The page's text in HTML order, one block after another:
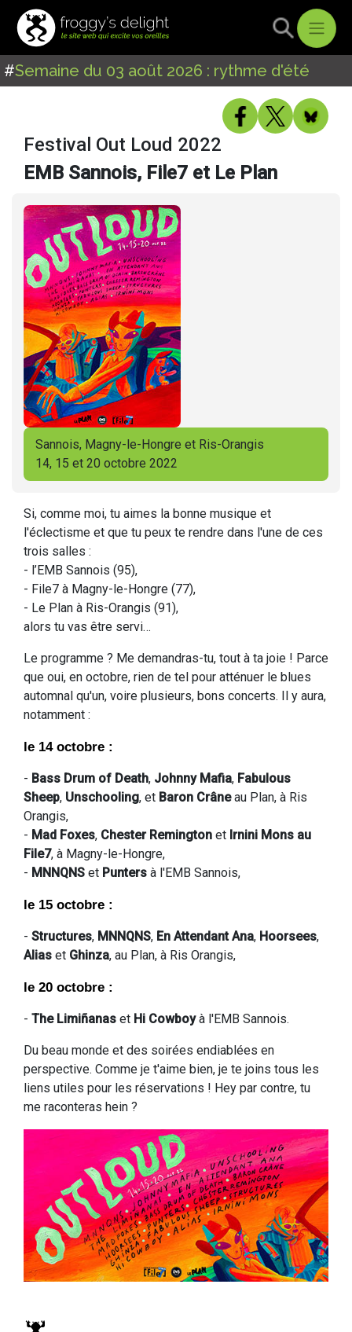
#Semaine du 03 août 2026 : rythme d'été
Festival Out Loud 2022
EMB Sannois, File7 et Le Plan
Sannois, Magny-le-Hongre et Ris-Orangis
14, 15 et 20 octobre 2022
Si, comme moi, tu aimes la bonne musique et
l'éclectisme et que tu peux te rendre dans l'une de ces
trois salles :
- l’EMB Sannois (95),
- File7 à Magny-le-Hongre (77),
- Le Plan à Ris-Orangis (91),
alors tu vas être servi…
Le programme ? Me demandras-tu, tout à ta joie ! Parce
que oui, en octobre, rien de tel pour atténuer le blues
automnal qu'un, voire plusieurs, bons concerts. Il y aura,
notamment :
le 14 octobre :
- Bass Drum of Death, Johnny Mafia, Fabulous
Sheep, Unschooling, et Baron Crâneau Plan, à Ris
Orangis,
- Mad Foxes, Chester Remington et Irnini Mons au
File7, à Magny-le-Hongre,
- MNNQNS et Punters à l'EMB Sannois,
le 15 octobre :
- Structures, MNNQNS, En Attendant Ana, Hoorsees,
Alias et Ghinza, au Plan, à Ris Orangis,
le 20 octobre :
- The Limiñanas et Hi Cowboyà l'EMB Sannois.
Du beau monde et des soirées endiablées en
perspective. Comme je t'aime bien, je te joins tous les
liens utiles pour les réservations ! Hey par contre, tu
me raconteras hein ?